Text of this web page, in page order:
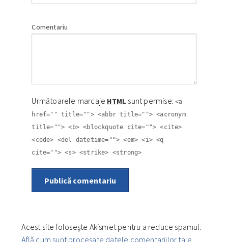
Comentariu
Următoarele marcaje HTML sunt permise:<a
href="" title=""> <abbr title=""> <acronym
title=""> <b> <blockquote cite=""> <cite>
<code> <del datetime=""> <em> <i> <q
cite=""> <s> <strike> <strong>
Publică comentariu
Acest site folosește Akismet pentru a reduce spamul.
Află cum sunt procesate datele comentariilor tale.